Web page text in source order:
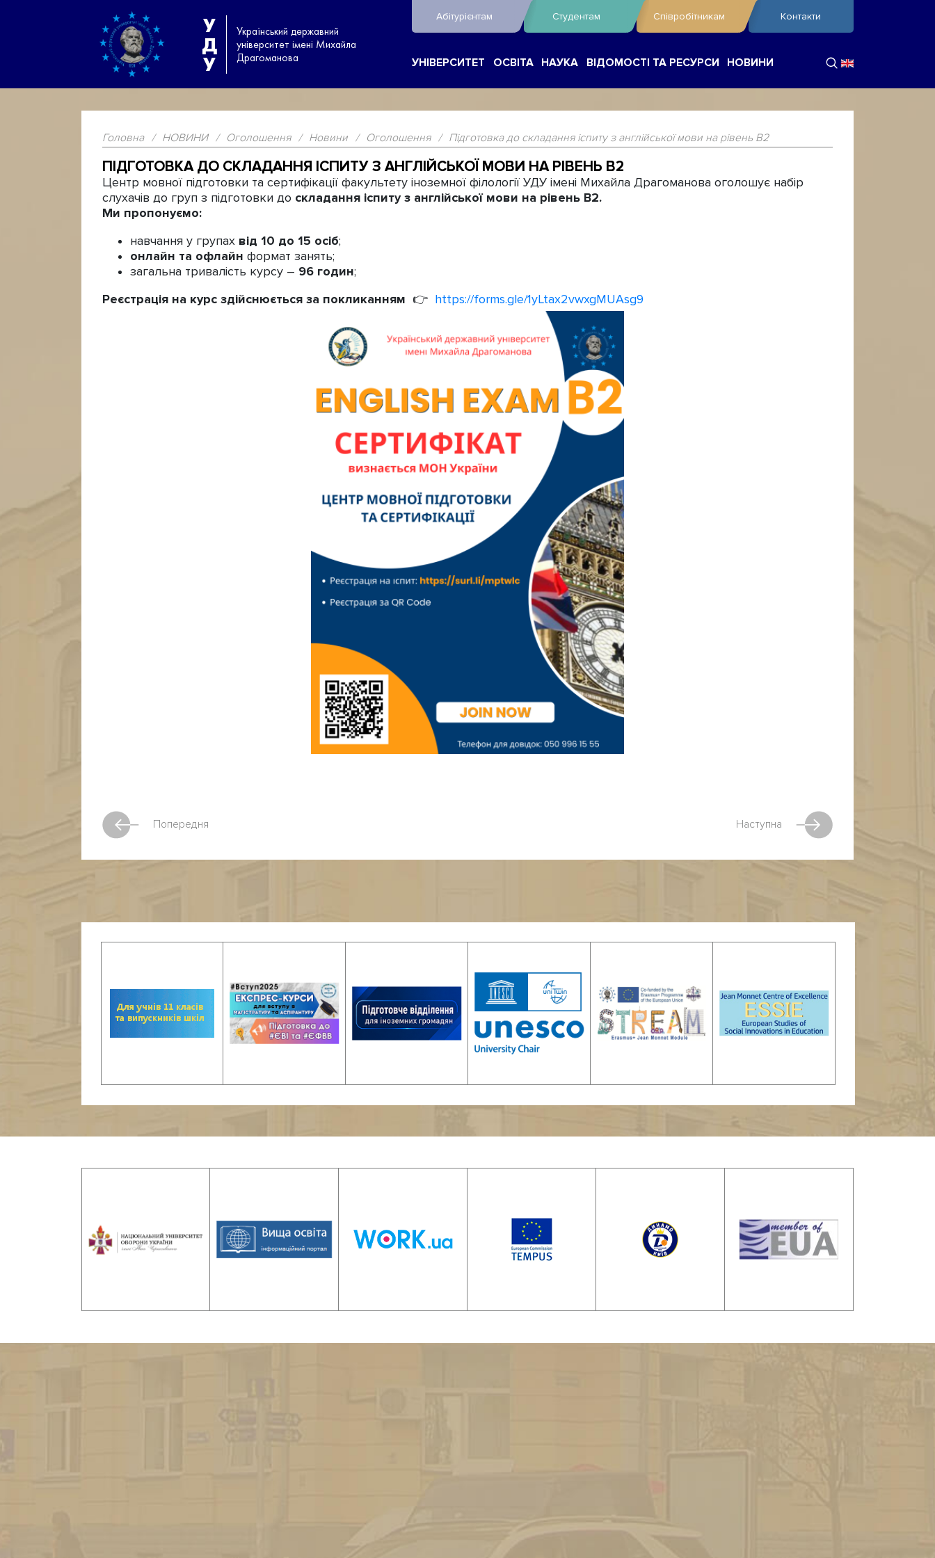
У
Д
У
Український державний
університет імені Михайла
Драгоманова
Абітурієнтам Студентам Співробітникам Контакти
УНІВЕРСИТЕТ ОСВІТА НАУКА ВІДОМОСТІ ТА РЕСУРСИ НОВИНИ
Головна / НОВИНИ / Оголошення / Новини / Оголошення / Підготовка до складання іспиту з англійської мови на рівень B2
ПІДГОТОВКА ДО СКЛАДАННЯ ІСПИТУ З АНГЛІЙСЬКОЇ МОВИ НА РІВЕНЬ B2
Центр мовної підготовки та сертифікації факультету іноземної філології УДУ імені Михайла Драгоманова оголошує набір
слухачів до груп з підготовки до складання іспиту з англійської мови на рівень B2.
Ми пропонуємо:
навчання у групах від 10 до 15 осіб;
онлайн та офлайн формат занять;
загальна тривалість курсу – 96 годин;
Реєстрація на курс здійснюється за покликанням 👉 https://forms.gle/1yLtax2vwxgMUAsg9
Попередня Наступна